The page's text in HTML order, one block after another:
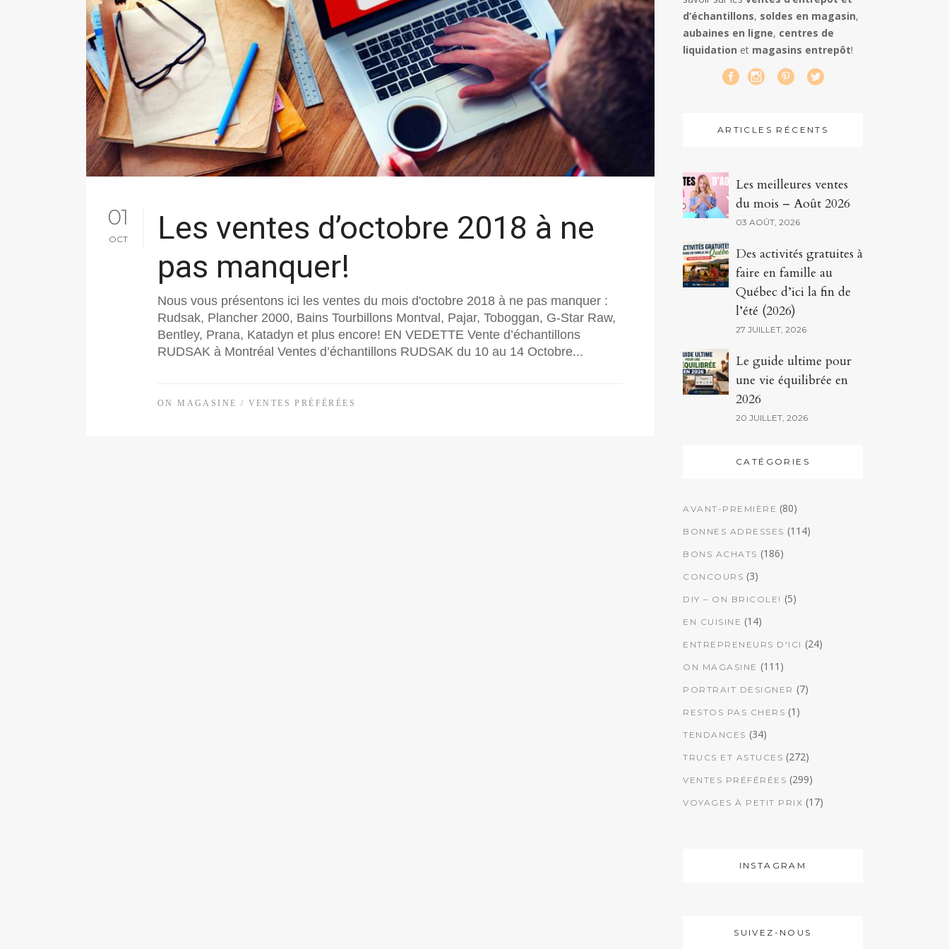
01
OCT
Les ventes d’octobre 2018 à ne
pas manquer!
Nous vous présentons ici les ventes du mois d'octobre 2018 à ne pas manquer :
Rudsak, Plancher 2000, Bains Tourbillons Montval, Pajar, Toboggan, G-Star Raw,
Bentley, Prana, Katadyn et plus encore! EN VEDETTE Vente d’échantillons
RUDSAK à Montréal Ventes d’échantillons RUDSAK du 10 au 14 Octobre...
ON MAGASINE / VENTES PRÉFÉRÉES
d’échantillons, soldes en magasin,
aubaines en ligne, centres de
liquidation et magasins entrepôt!
ARTICLES RÉCENTS
Les meilleures ventes
du mois – Août 2026
03 AOÛT, 2026
Des activités gratuites à
faire en famille au
Québec d’ici la fin de
l’été (2026)
27 JUILLET, 2026
Le guide ultime pour
une vie équilibrée en
2026
20 JUILLET, 2026
CATÉGORIES
AVANT-PREMIÈRE (80)
BONNES ADRESSES (114)
BONS ACHATS (186)
CONCOURS (3)
DIY – ON BRICOLE! (5)
EN CUISINE (14)
ENTREPRENEURS D'ICI (24)
ON MAGASINE (111)
PORTRAIT DESIGNER (7)
RESTOS PAS CHERS (1)
TENDANCES (34)
TRUCS ET ASTUCES (272)
VENTES PRÉFÉRÉES (299)
VOYAGES À PETIT PRIX (17)
INSTAGRAM
SUIVEZ-NOUS